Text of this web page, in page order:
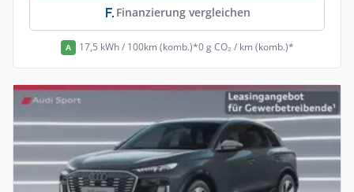
Finanzierung vergleichen
A 17,5 kWh / 100km (komb.)*0 g CO₂ / km (komb.)*